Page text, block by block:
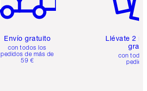
Envío gratuito
con todos los
pedidos de más de
59 €
Llévate 2
gratis
con